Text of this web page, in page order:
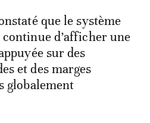
que le système
d’afficher une
sur des
et des marges
globalement